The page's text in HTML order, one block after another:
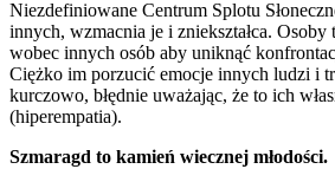
Niezdefiniowane Centrum Splotu
innych, wzmacnia je i zniekształca. Osoby
wobec innych osób aby uniknąć
Ciężko im porzucić emocje innych ludzi i
kurczowo, błędnie uważając, że to ich
(hiperempatia).
Szmaragd to kamień wiecznej młodości.